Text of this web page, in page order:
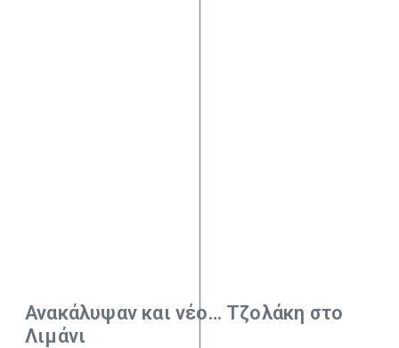
Ανακάλυψαν και νέο… Τζολάκη στο
Λιμάνι